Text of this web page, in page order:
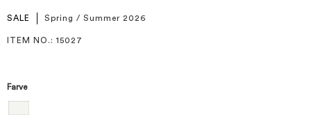
SALE Spring / Summer 2026
ITEM NO. : 15027
Farve